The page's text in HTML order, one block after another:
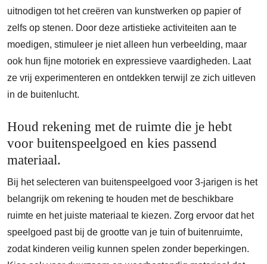
uitnodigen tot het creëren van kunstwerken op papier of
zelfs op stenen. Door deze artistieke activiteiten aan te
moedigen, stimuleer je niet alleen hun verbeelding, maar
ook hun fijne motoriek en expressieve vaardigheden. Laat
ze vrij experimenteren en ontdekken terwijl ze zich uitleven
in de buitenlucht.
Houd rekening met de ruimte die je hebt
voor buitenspeelgoed en kies passend
materiaal.
Bij het selecteren van buitenspeelgoed voor 3-jarigen is het
belangrijk om rekening te houden met de beschikbare
ruimte en het juiste materiaal te kiezen. Zorg ervoor dat het
speelgoed past bij de grootte van je tuin of buitenruimte,
zodat kinderen veilig kunnen spelen zonder beperkingen.